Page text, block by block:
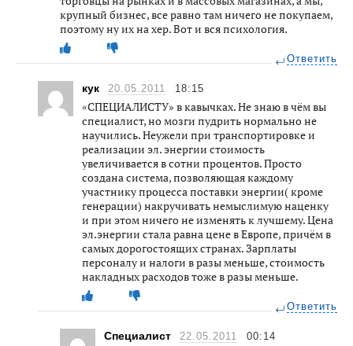
крупный бизнес, все равно там ничего не покупаем,
поэтому ну их на хер. Вот и вся психология.
Ответить
кук 20.05.2011 18:15
«СПЕЦИАЛИСТУ» в кавычках. Не знаю в чём вы
специалист, но мозги пудрить нормально не
научились. Неужели при транспортировке и
реализации эл. энергии стоимость
увеличивается в сотни процентов. Просто
создана система, позволяющая каждому
участнику процесса поставки энергии( кроме
генерации) накручивать немыслимую наценку
и при этом ничего не изменять к лучшему. Цена
эл.энергии стала равна цене в Европе, причём в
самых дорогостоящих странах. Зарплаты
персоналу и налоги в разы меньше, стоимость
накладных расходов тоже в разы меньше.
Ответить
Специалист 22.05.2011 00:14